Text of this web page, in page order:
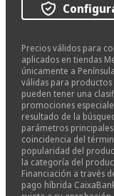
Precios válidos para
aplicados en tiendas
únicamente a
válidas para
pueden tener una
promociones
resultado de la
parámetros
coincidencia del
popularidad del
la categoría del
Financiación a través
pago híbrida CaixaBank